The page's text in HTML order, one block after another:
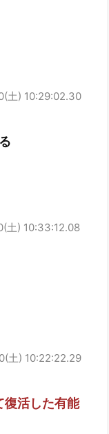
土) 10:29:02.30
土) 10:33:12.08
土) 10:22:22.29
復活した有能